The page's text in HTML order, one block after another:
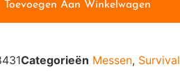
Toevoegen Aan Winkelwagen
Categorieën Messen, Survival